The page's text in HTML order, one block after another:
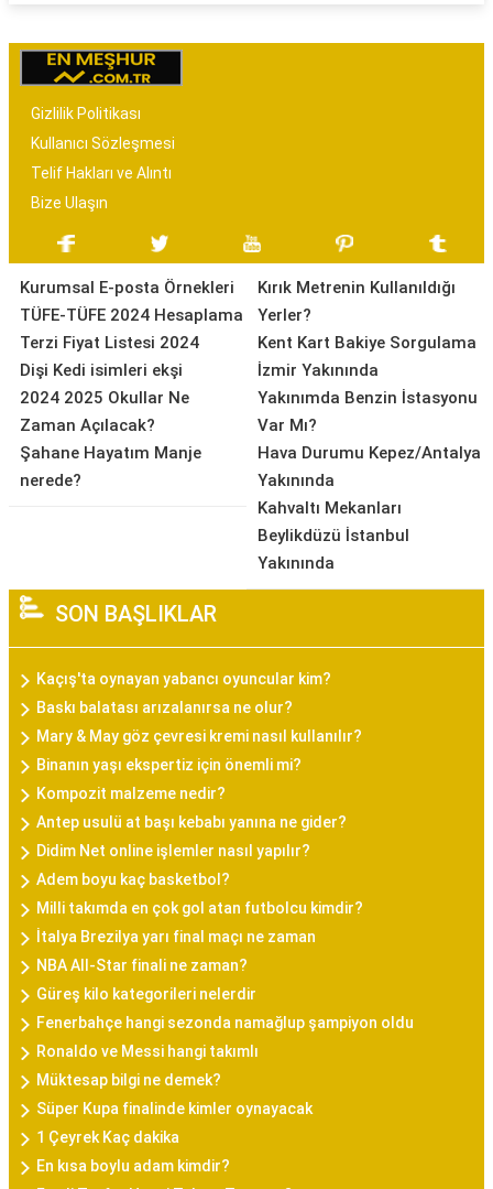
Gizlilik Politikası
Kullanıcı Sözleşmesi
Telif Hakları ve Alıntı
Bize Ulaşın
Kurumsal E-posta Örnekleri
TÜFE-TÜFE 2024 Hesaplama
Terzi Fiyat Listesi 2024
Dişi Kedi isimleri ekşi
2024 2025 Okullar Ne
Zaman Açılacak?
Şahane Hayatım Manje
nerede?
Kırık Metrenin Kullanıldığı
Yerler?
Kent Kart Bakiye Sorgulama
İzmir Yakınında
Yakınımda Benzin İstasyonu
Var Mı?
Hava Durumu Kepez/Antalya
Yakınında
Kahvaltı Mekanları
Beylikdüzü İstanbul
Yakınında
SON BAŞLIKLAR
Kaçış'ta oynayan yabancı oyuncular kim?
Baskı balatası arızalanırsa ne olur?
Mary & May göz çevresi kremi nasıl kullanılır?
Binanın yaşı ekspertiz için önemli mi?
Kompozit malzeme nedir?
Antep usulü at başı kebabı yanına ne gider?
Didim Net online işlemler nasıl yapılır?
Adem boyu kaç basketbol?
Milli takımda en çok gol atan futbolcu kimdir?
İtalya Brezilya yarı final maçı ne zaman
NBA All-Star finali ne zaman?
Güreş kilo kategorileri nelerdir
Fenerbahçe hangi sezonda namağlup şampiyon oldu
Ronaldo ve Messi hangi takımlı
Müktesap bilgi ne demek?
Süper Kupa finalinde kimler oynayacak
1 Çeyrek Kaç dakika
En kısa boylu adam kimdir?